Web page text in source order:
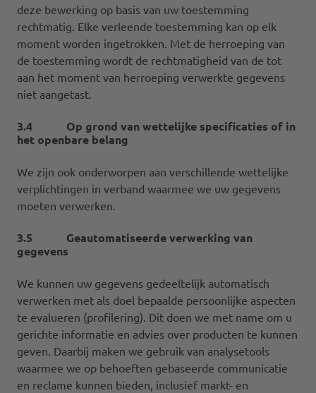
deze bewerking op basis van uw toestemming
rechtmatig. Elke verleende toestemming kan op elk
moment worden ingetrokken. Met de herroeping van
de toestemming wordt de rechtmatigheid van de tot
aan het moment van herroeping verwerkte gegevens
niet aangetast.
3.4 Op grond van wettelijke specificaties of in
het openbare belang
We zijn ook onderworpen aan verschillende wettelijke
verplichtingen in verband waarmee we uw gegevens
moeten verwerken.
3.5 Geautomatiseerde verwerking van
gegevens
We kunnen uw gegevens gedeeltelijk automatisch
verwerken met als doel bepaalde persoonlijke aspecten
te evalueren (profilering). Dit doen we met name om u
gerichte informatie en advies over producten te kunnen
geven. Daarbij maken we gebruik van analysetools
waarmee we op behoeften gebaseerde communicatie
en reclame kunnen bieden, inclusief markt- en